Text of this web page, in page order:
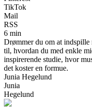
TikTok
Mail
RSS
6 min
Drømmer du om at indspille
til, hvordan du med enkle
inspirerende studie, hvor
det koster en formue.
Junia Hegelund
Junia
Hegelund